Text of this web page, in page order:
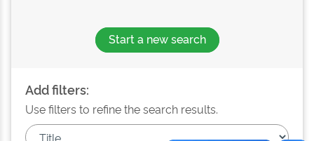
Start a new search
Add filters:
Use filters to refine the search results.